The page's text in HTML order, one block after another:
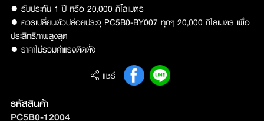
● รับประกัน 1 ปี หรือ 20,000 กิโลเมตร
● ควรเปลี่ยนตัวปล่อยประจุ PC5B0-BY007 ทุกๆ 20,000 กิโลเมตร เพื่อ
ประสิทธิภาพสูงสุด
● ราคาไม่รวมค่าแรงติดตั้ง
แชร์
รหัสสินค้า
PC5B0-12004